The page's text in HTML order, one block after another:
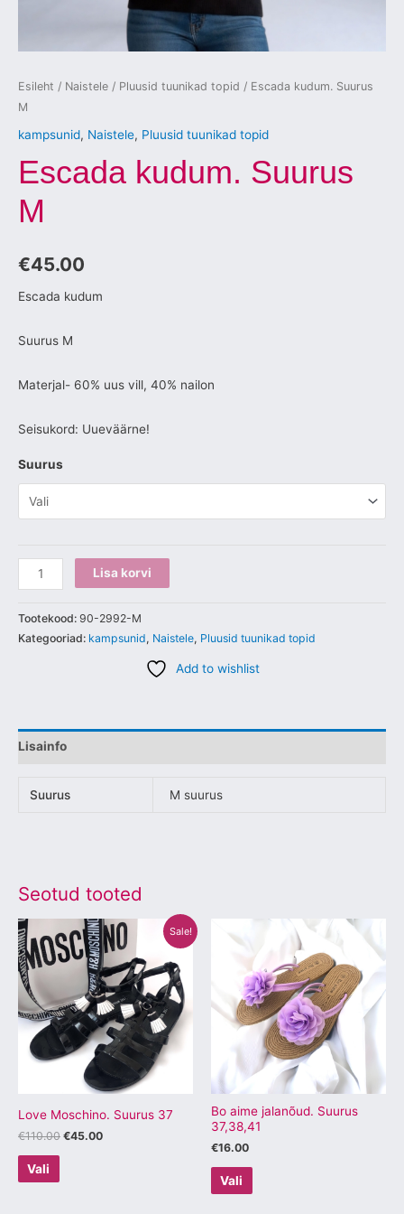
Esileht / Naistele / Pluusid tuunikad topid / Escada kudum. Suurus
M
kampsunid, Naistele, Pluusid tuunikad topid
Escada kudum. Suurus
M
€45.00
Escada kudum
Suurus M
Materjal- 60% uus vill, 40% nailon
Seisukord: Uueväärne!
Suurus
Lisa korvi
Tootekood: 90-2992-M
Kategooriad: kampsunid, Naistele, Pluusid tuunikad topid
Add to wishlist
Lisainfo
Suurus M suurus
Seotud tooted
Sale!
Love Moschino. Suurus 37
€110.00
Algne
hind
oli:
€110.00.
€45.00
Praegune
hind
on:
€45.00.
Vali
Sellel
tootel
mitu
varianti.
Valikuid
saab
teha
tootelehel.
Bo aime jalanõud. Suurus
37,38,41
€16.00
Vali
on
mitu
varianti.
Valikuid
saab
tootelehel.